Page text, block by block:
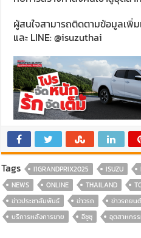
ผู้สนใจสามารถติดตามข้อมูลเพิ่
และ LINE: @isuzuthai
Tags I1GRANDPRIX2025 ISUZU
NEWS
ONLINE THAILAND
ข่าวประชาสัมพันธ์
ข่าวรถ ข่าวรถยนต์
บริการหลังการขาย
อีซูซุ อุตสาหกร